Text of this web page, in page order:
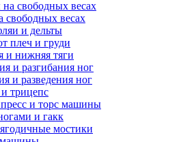
свободных весах
и дельты
плеч и груди
и нижняя тяги
и разгибания ног
и разведения ног
трицепс
и торс машины
и гакк
мостики